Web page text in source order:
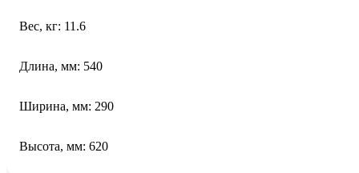
Вес, кг: 11.6
Длина, мм: 540
Ширина, мм: 290
Высота, мм: 620